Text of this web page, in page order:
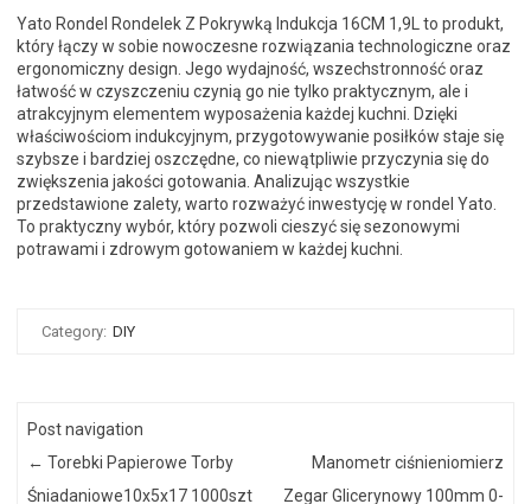
Yato Rondel Rondelek Z Pokrywką Indukcja 16CM 1,9L to produkt,
który łączy w sobie nowoczesne rozwiązania technologiczne oraz
ergonomiczny design. Jego wydajność, wszechstronność oraz
łatwość w czyszczeniu czynią go nie tylko praktycznym, ale i
atrakcyjnym elementem wyposażenia każdej kuchni. Dzięki
właściwościom indukcyjnym, przygotowywanie posiłków staje się
szybsze i bardziej oszczędne, co niewątpliwie przyczynia się do
zwiększenia jakości gotowania. Analizując wszystkie
przedstawione zalety, warto rozważyć inwestycję w rondel Yato.
To praktyczny wybór, który pozwoli cieszyć się sezonowymi
potrawami i zdrowym gotowaniem w każdej kuchni.
Category: DIY
Post navigation
← Torebki Papierowe Torby
Śniadaniowe10x5x17 1000szt
Manometr ciśnieniomierz
Zegar Glicerynowy 100mm 0-